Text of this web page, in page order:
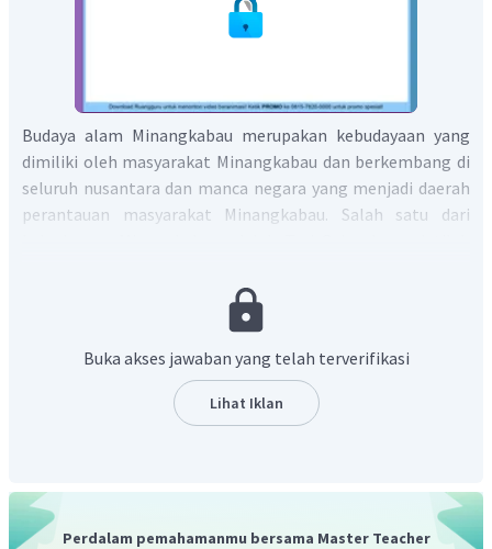
Budaya alam Minangkabau merupakan kebudayaan yang
dimiliki oleh masyarakat Minangkabau dan berkembang di
seluruh nusantara dan manca negara yang menjadi daerah
perantauan masyarakat Minangkabau. Salah satu dari
bahasa Minangkabau. Nama tersebut diberikan sebagai
penggambaran kelincahan gerak para penari, naik turun
Jadi, keterkaitan Budaya Alam Minangkabau dengan
materi Gelombang terdaat pada Tari Galombang.
Buka akses jawaban yang telah terverifikasi
Lihat Iklan
Perdalam pemahamanmu bersama Master Teacher